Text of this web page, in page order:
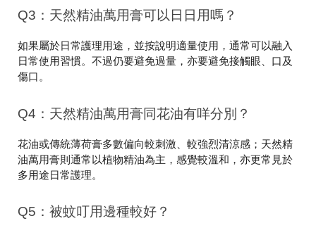
Q3：天然精油萬用膏可以日日用嗎？
如果屬於日常護理用途，並按說明適量使用，通常可以融入
日常使用習慣。不過仍要避免過量，亦要避免接觸眼、口及
傷口。
Q4：天然精油萬用膏同花油有咩分別？
花油或傳統薄荷膏多數偏向較刺激、較強烈清涼感；天然精
油萬用膏則通常以植物精油為主，感覺較溫和，亦更常見於
多用途日常護理。
Q5：被蚊叮用邊種較好？